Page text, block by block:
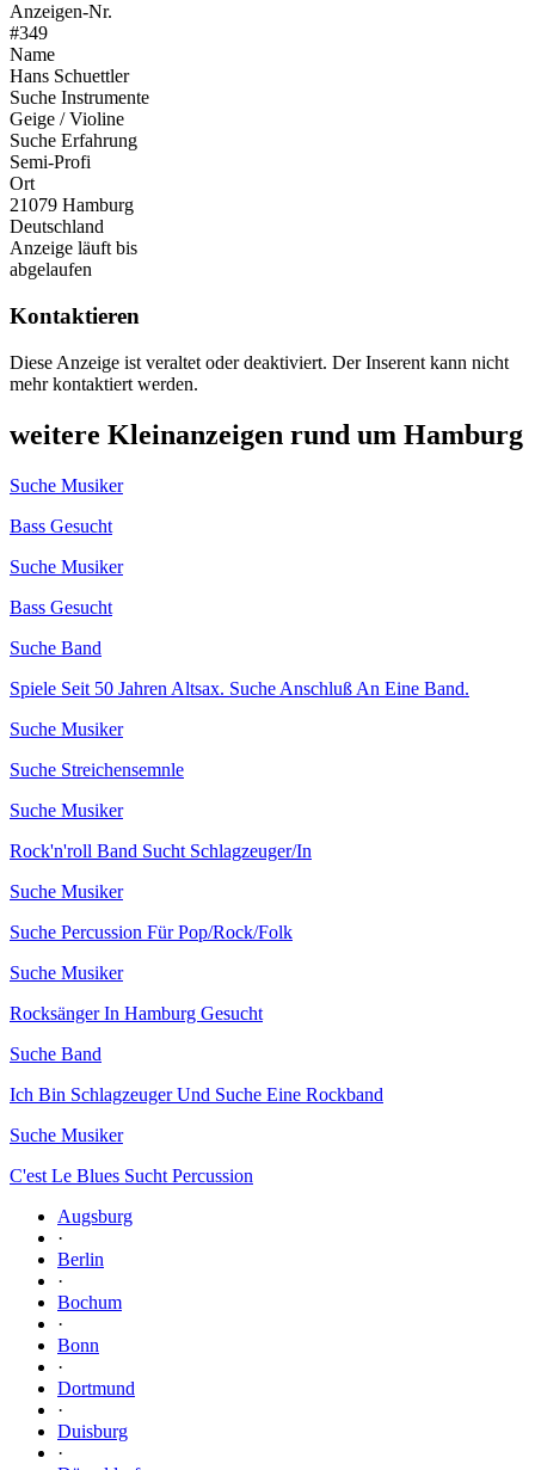
Anzeigen-Nr.
#349
Name
Hans Schuettler
Suche Instrumente
Geige / Violine
Suche Erfahrung
Semi-Profi
Ort
21079 Hamburg
Deutschland
Anzeige läuft bis
abgelaufen
Kontaktieren
Diese Anzeige ist veraltet oder deaktiviert. Der Inserent kann nicht
mehr kontaktiert werden.
weitere Kleinanzeigen rund um Hamburg
Suche Musiker
Bass Gesucht
Suche Musiker
Bass Gesucht
Suche Band
Spiele Seit 50 Jahren Altsax. Suche Anschluß An Eine Band.
Suche Musiker
Suche Streichensemnle
Suche Musiker
Rock'n'roll Band Sucht Schlagzeuger/In
Suche Musiker
Suche Percussion Für Pop/Rock/Folk
Suche Musiker
Rocksänger In Hamburg Gesucht
Suche Band
Ich Bin Schlagzeuger Und Suche Eine Rockband
Suche Musiker
C'est Le Blues Sucht Percussion
Augsburg
·
Berlin
·
Bochum
·
Bonn
·
Dortmund
·
Duisburg
·